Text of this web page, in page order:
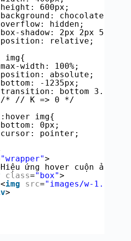
height: 600px;
background: chocolate;
overflow: hidden;
box-shadow: 2px 2px 5px
position: relative;
img{
max-width: 100%;
position: absolute;
bottom: -1235px;
transition: bottom 3.5s
/* // K => 0 */
img{
bottom: 0px;
cursor: pointer;
"wrapper">
ứng hover cuộn ảnh
class="box">
<img src="images/w-1.jpg"
>